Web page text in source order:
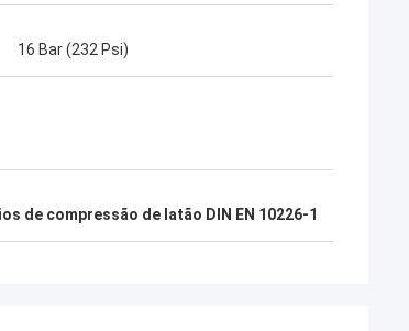
16 Bar (232 Psi)
de compressão de latão DIN EN 10226-1